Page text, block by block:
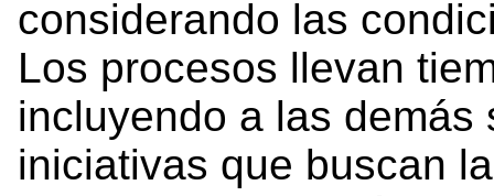
considerando las
Los procesos llevan
incluyendo a las
iniciativas que buscan